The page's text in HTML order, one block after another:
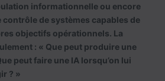
informationnelle ou encore
de systèmes capables de
objectifs opérationnels. La
: « Que peut produire une
peut faire une IA lorsqu’on lui
? »